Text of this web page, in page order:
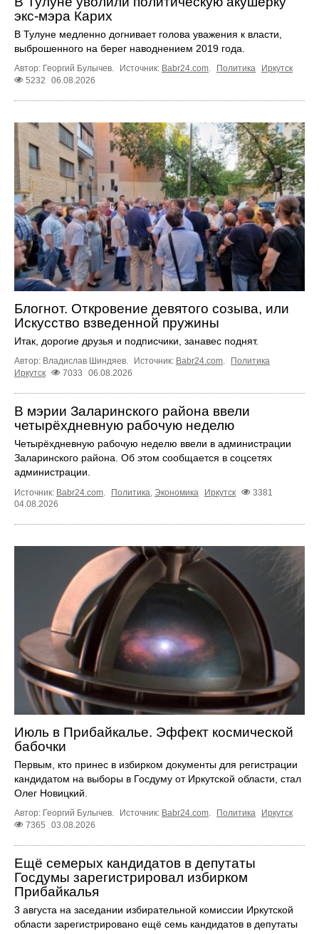
экс-мэра Карих
В Тулуне медленно догнивает голова уважения к власти,
выброшенного на берег наводнением 2019 года.
Автор: Георгий Булычев. Источник: Babr24.com. Политика
Иркутск
5232
06.08.2026
Блогнот. Откровение девятого созыва, или
Искусство взведенной пружины
Итак, дорогие друзья и подписчики, занавес поднят.
Автор: Владислав Шиндяев. Источник: Babr24.com.
Политика
Иркутск
7033 06.08.2026
В мэрии Заларинского района ввели
четырёхдневную рабочую неделю
Четырёхдневную рабочую неделю ввели в администрации
Заларинского района. Об этом сообщается в соцсетях
администрации.
Источник: Babr24.com. Политика, Экономика Иркутск
3381
04.08.2026
Июль в Прибайкалье. Эффект космической
бабочки
Первым, кто принес в избирком документы для регистрации
кандидатом на выборы в Госдуму от Иркутской области, стал
Олег Новицкий.
Автор: Георгий Булычев. Источник: Babr24.com Политика
Иркутск
7365
03.08.2026
Ещё семерых кандидатов в депутаты
Госдумы зарегистрировал избирком
Прибайкалья
3 августа на заседании избирательной комиссии Иркутской
области зарегистрировано ещё семь кандидатов в депутаты